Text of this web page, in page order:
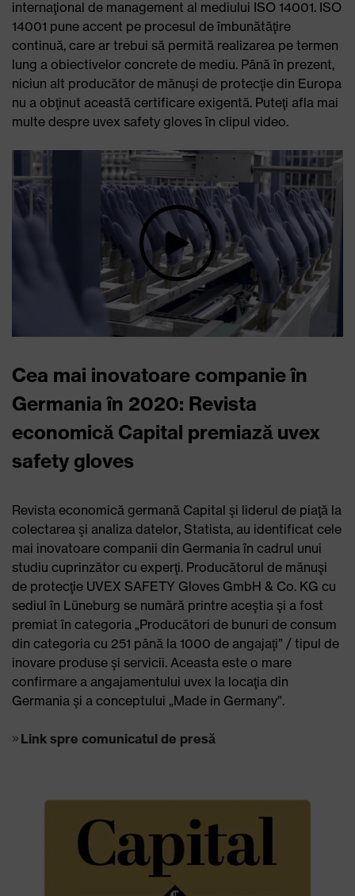
internaţional de management al mediului ISO 14001. ISO
14001 pune accent pe procesul de îmbunătăţire
continuă, care ar trebui să permită realizarea pe termen
lung a obiectivelor concrete de mediu. Până în prezent,
niciun alt producător de mănuşi de protecţie din Europa
nu a obţinut această certificare exigentă. Puteţi afla mai
multe despre uvex safety gloves în clipul video.
Cea mai inovatoare companie în
Germania în 2020: Revista
economică Capital premiază uvex
safety gloves
Revista economică germană Capital şi liderul de piaţă la
colectarea şi analiza datelor, Statista, au identificat cele
mai inovatoare companii din Germania în cadrul unui
studiu cuprinzător cu experţi. Producătorul de mănuşi
de protecţie UVEX SAFETY Gloves GmbH & Co. KG cu
sediul în Lüneburg se numără printre aceştia şi a fost
premiat în categoria „Producători de bunuri de consum
din categoria cu 251 până la 1000 de angajaţi” / tipul de
inovare produse şi servicii. Aceasta este o mare
confirmare a angajamentului uvex la locaţia din
Germania şi a conceptului „Made in Germany”.
Link spre comunicatul de presă